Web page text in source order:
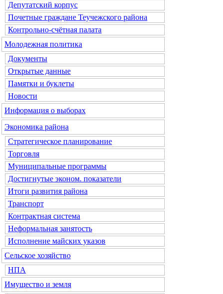
Депутатский корпус
Почетные граждане Теучежского района
Контрольно-счётная палата
Молодежная политика
Документы
Открытые данные
Памятки и буклеты
Новости
Информация о выборах
Экономика района
Стратегическое планирование
Торговля
Муниципальные программы
Достигнутые эконом. показатели
Итоги развития района
Транспорт
Контрактная система
Неформальная занятость
Исполнение майских указов
Сельское хозяйство
НПА
Имущество и земля